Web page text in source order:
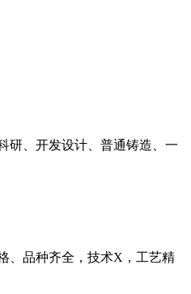
研、开发设计、普通铸造、一
、品种齐全，技术X，工艺精